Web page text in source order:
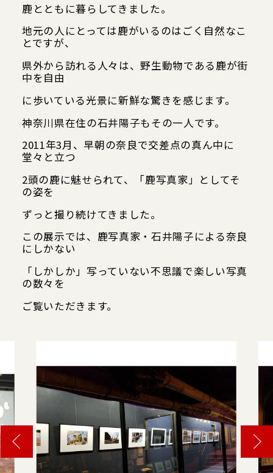
鹿とともに暮らしてきました。
地元の人にとっては鹿がいるのはごく自然なこ
とですが、
県外から訪れる人々は、野生動物である鹿が街
中を自由
に歩いている光景に新鮮な驚きを感じます。
神奈川県在住の石井陽子もその一人です。
2011年3月、早朝の奈良で交差点の真ん中に
堂々と立つ
2頭の鹿に魅せられて、「鹿写真家」としてそ
の姿を
ずっと撮り続けてきました。
この展示では、鹿写真家・石井陽子による奈良
にしかない
「しかしか」写っていない不思議で楽しい写真
の数々を
ご覧いただきます。